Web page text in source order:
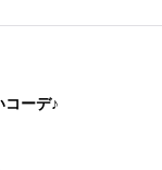
ーデ♪